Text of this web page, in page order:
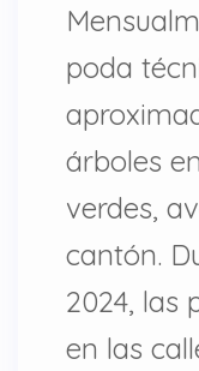
poda
árboles
verdes,
cantón.
2024, las
en las